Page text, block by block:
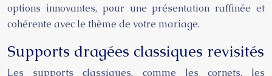
options innovantes, pour une présentation raffinée et
cohérente avec le thème de votre mariage.
Supports dragées classiques revisités
Les supports classiques, comme les cornets, les